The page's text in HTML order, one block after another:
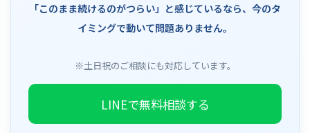
「このまま続けるのがつらい」と感じているなら、今のタ
イミングで動いて問題ありません。
※土日祝のご相談にも対応しています。
LINEで無料相談する